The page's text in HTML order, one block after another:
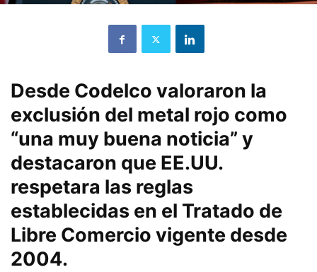
Desde Codelco valoraron la
exclusión del metal rojo como
“una muy buena noticia” y
destacaron que EE.UU.
respetara las reglas
establecidas en el Tratado de
Libre Comercio vigente desde
2004.